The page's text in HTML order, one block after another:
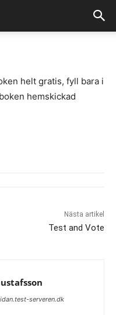
helt gratis, fyll bara i
hemskickad
Nästa artikel
Test and Vote
serveren.dk